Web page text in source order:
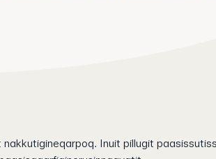
nakkutigineqarpoq. Inuit pillugit